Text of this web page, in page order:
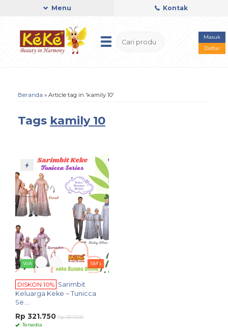
Menu Kontak
Masuk
Daftar
Beranda » Article tag in 'kamily 10'
Tags kamily 10
WA SMS
DISKON 10% Sarimbit
Keluarga Keke ~ Tunicca
Se....
Rp 321.750 Rp 357.500
Tersedia